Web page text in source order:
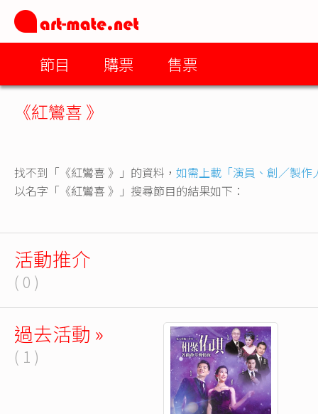
節目 購票 售票
《紅鸞喜 》
找不到「《紅鸞喜 》」的資料， 如需上載「演員、創／製作
以名字「《紅鸞喜 》」搜尋節目的結果如下：
活動推介
( 0 )
過去活動 »
( 1 )